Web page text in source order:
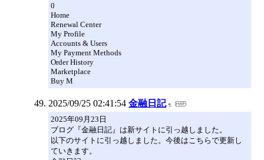
0
Home
Renewal Center
My Profile
Accounts & Users
My Payment Methods
Order History
Marketplace
Buy M
2025/09/25 02:41:54 金融日記
2025年09月23日
ブログ『金融日記』は新サイトに引っ越しました。
以下のサイトに引っ越しました。今後はこちらで更新し
ていきます。